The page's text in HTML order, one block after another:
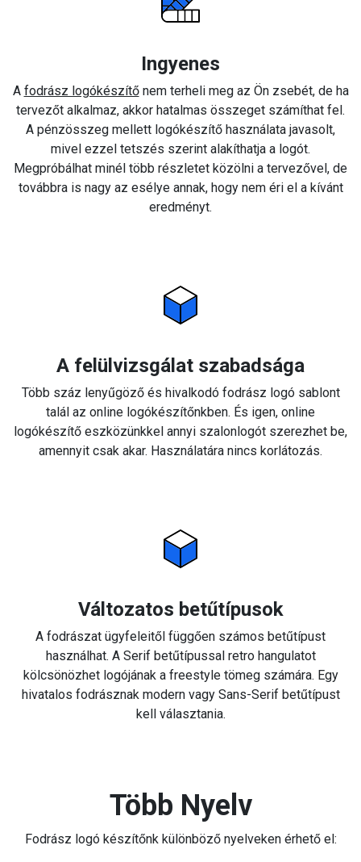
Ingyenes
A fodrász logókészítőnem terheli meg az Ön zsebét, de ha
tervezőt alkalmaz, akkor hatalmas összeget számíthat fel.
A pénzösszeg mellett logókészítő használata javasolt,
mivel ezzel tetszés szerint alakíthatja a logót.
Megpróbálhat minél több részletet közölni a tervezővel, de
továbbra is nagy az esélye annak, hogy nem éri el a kívánt
eredményt.
A felülvizsgálat szabadsága
Több száz lenyűgöző és hivalkodó fodrász logó sablont
talál az online logókészítőnkben. És igen, online
logókészítő eszközünkkel annyi szalonlogót szerezhet be,
amennyit csak akar. Használatára nincs korlátozás.
Változatos betűtípusok
A fodrászat ügyfeleitől függően számos betűtípust
használhat. A Serif betűtípussal retro hangulatot
kölcsönözhet logójának a freestyle tömeg számára. Egy
hivatalos fodrásznak modern vagy Sans-Serif betűtípust
kell választania.
Több Nyelv
Fodrász logó készítőnk különböző nyelveken érhető el: